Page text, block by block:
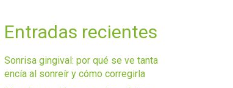
Entradas recientes
Sonrisa gingival: por qué se ve tanta
encía al sonreír y cómo corregirla